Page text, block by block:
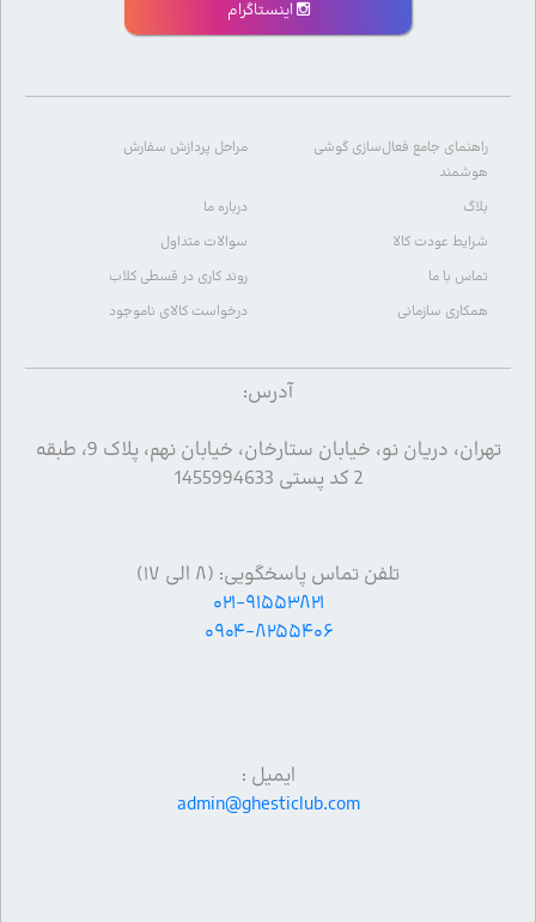
اینستاگرام
راهنمای جامع فعال‌سازی گوشی
هوشمند
مراحل پردازش سفارش
بلاگ
درباره ما
شرایط عودت کالا
سوالات متداول
تماس با ما
روند کاری در قسطی کلاب
همکاری سازمانی
درخواست کالای ناموجود
آدرس:
تهران، دریان نو، خیابان ستارخان، خیابان نهم، پلاک 9، طبقه
2 کد پستی 1455994633
تلفن تماس پاسخگویی: (۸ الی ۱۷)
۰۲۱-۹۱۵۵۳۸۲۱
۰۹۰۴-۸۲۵۵۴۰۶
ایمیل :
admin@ghesticlub.com